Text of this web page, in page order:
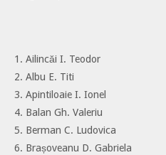
1. Ailincăi I. Teodor
2. Albu E. Titi
3. Apintiloaie I. Ionel
4. Balan Gh. Valeriu
5. Berman C. Ludovica
6. Brașoveanu D. Gabriela